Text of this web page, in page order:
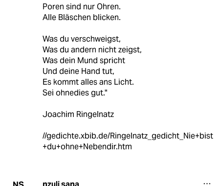
Poren sind nur Ohren.
Alle Bläschen blicken.
Was du verschweigst,
Was du andern nicht zeigst,
Was dein Mund spricht
Und deine Hand tut,
Es kommt alles ans Licht.
Sei ohnedies gut."
Joachim Ringelnatz
//gedichte.xbib.de/Ringelnatz_gedicht_Nie+bist
+du+ohne+Nebendir.htm